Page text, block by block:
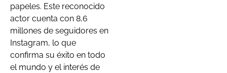
papeles. Este reconocido
actor cuenta con 8,6
millones de seguidores en
Instagram, lo que
confirma su éxito en todo
el mundo y el interés de